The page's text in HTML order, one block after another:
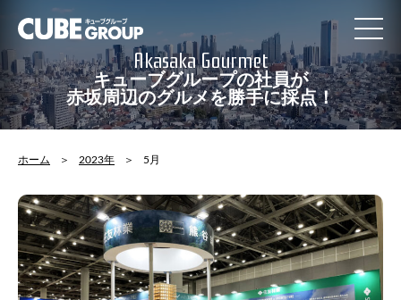
Access
Recruit
社員の一日
privacypolicy
Akasaka Gourmet
キューブグループの社員が
赤坂周辺のグルメを勝手に採点！
ホーム 2023年 5月